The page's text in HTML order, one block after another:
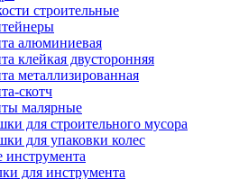
строительные
алюминиевая
клейкая двусторонняя
металлизированная
скотч
малярные
для строительного мусора
для упаковки колес
инструмента
для инструмента